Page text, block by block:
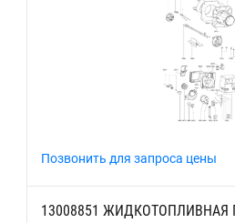
Позвонить для запроса цены
13008851 ЖИДКОТОПЛИВНАЯ